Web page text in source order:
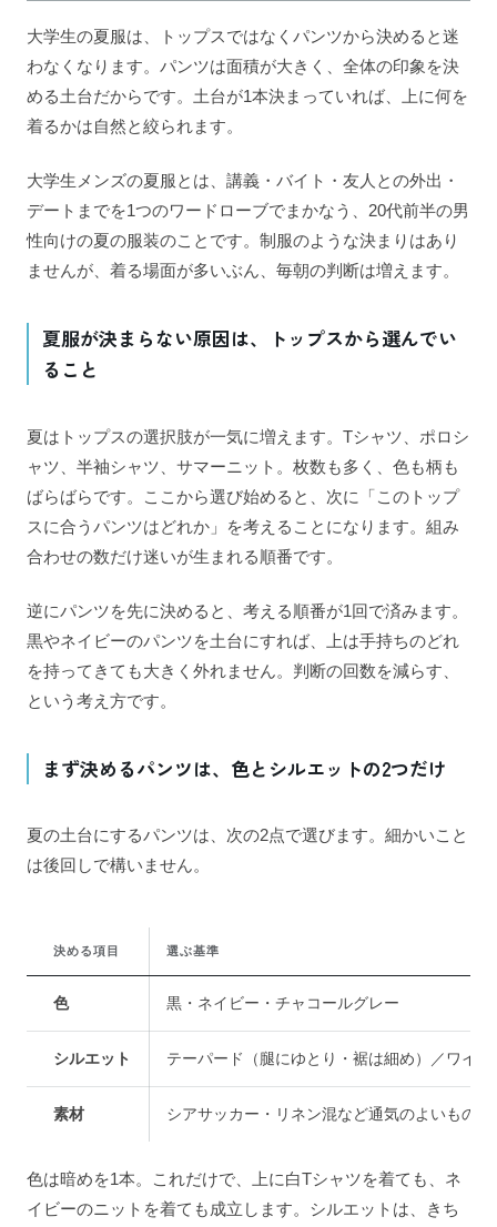
大学生の夏服は、トップスではなくパンツから決めると迷
わなくなります。パンツは面積が大きく、全体の印象を決
める土台だからです。土台が1本決まっていれば、上に何を
着るかは自然と絞られます。
大学生メンズの夏服とは、講義・バイト・友人との外出・
デートまでを1つのワードローブでまかなう、20代前半の男
性向けの夏の服装のことです。制服のような決まりはあり
ませんが、着る場面が多いぶん、毎朝の判断は増えます。
夏服が決まらない原因は、トップスから選んでい
ること
夏はトップスの選択肢が一気に増えます。Tシャツ、ポロシ
ャツ、半袖シャツ、サマーニット。枚数も多く、色も柄も
ばらばらです。ここから選び始めると、次に「このトップ
スに合うパンツはどれか」を考えることになります。組み
合わせの数だけ迷いが生まれる順番です。
逆にパンツを先に決めると、考える順番が1回で済みます。
黒やネイビーのパンツを土台にすれば、上は手持ちのどれ
を持ってきても大きく外れません。判断の回数を減らす、
という考え方です。
まず決めるパンツは、色とシルエットの2つだけ
夏の土台にするパンツは、次の2点で選びます。細かいこと
は後回しで構いません。
決める項目 選ぶ基準
色 黒・ネイビー・チャコールグレー
シルエット テーパード（腿にゆとり・裾は細め）／ワイ
素材 シアサッカー・リネン混など通気のよいもの
色は暗めを1本。これだけで、上に白Tシャツを着ても、ネ
イビーのニットを着ても成立します。シルエットは、きち